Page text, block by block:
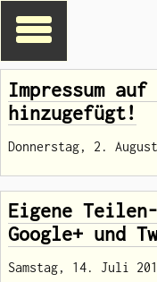
Impressum auf
hinzugefügt!
Donnerstag, 2.
Eigene
Google+ und
Samstag, 14. Juli